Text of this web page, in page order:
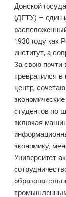
Донской
(ДГТУ) – один
1930 году как
институт, а
За свою почти
превратился
центр,
студентов по
включая
экономику,
Университет